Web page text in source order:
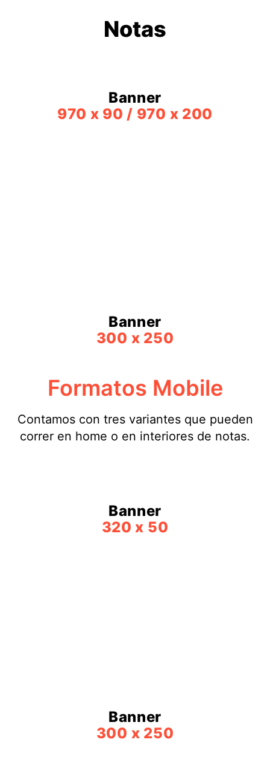
Notas
Banner
970 x 90 / 970 x 200
Banner
300 x 250
Formatos Mobile
Contamos con tres variantes que pueden
correr en home o en interiores de notas.
Banner
320 x 50
Banner
300 x 250